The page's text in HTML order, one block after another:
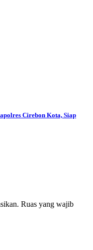
Cirebon Kota, Siap
Ruas yang wajib